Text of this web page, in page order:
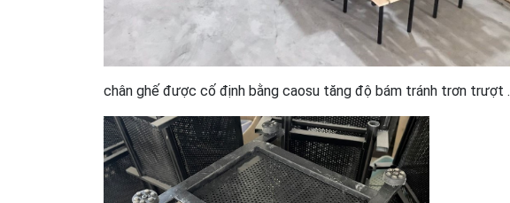
chân ghế được cố định bằng caosu tăng độ bám tránh trơn trượt .